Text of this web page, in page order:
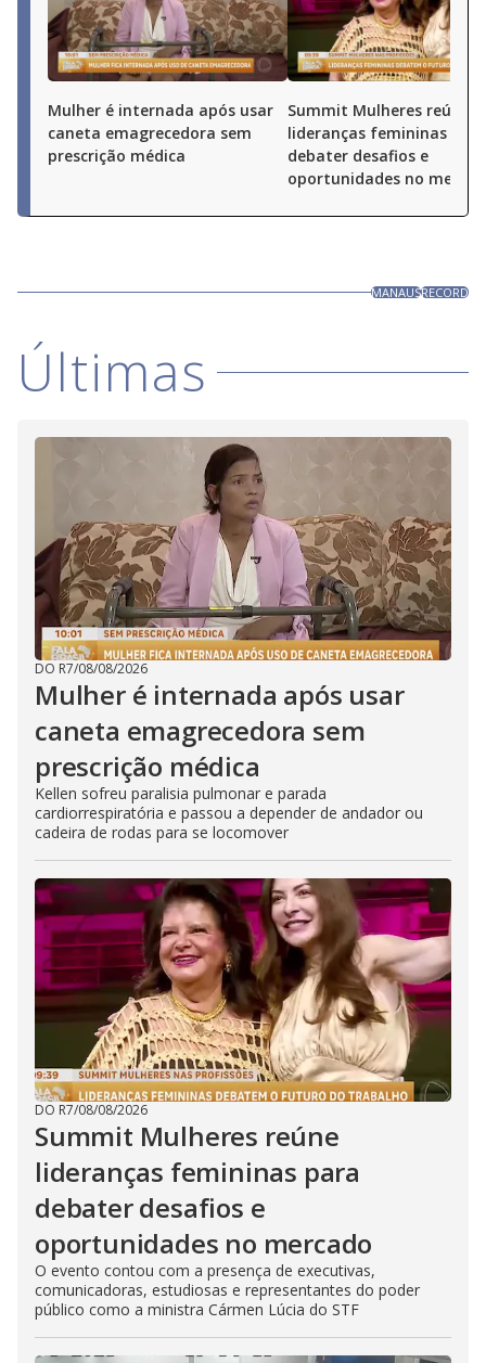
Mulher é internada após usar
caneta emagrecedora sem
prescrição médica
Summit Mulheres reúne
lideranças femininas para
debater desafios e
oportunidades no
MANAUSRECORD
Últimas
DO R7/08/08/2026
Mulher é internada após usar
caneta emagrecedora sem
prescrição médica
Kellen sofreu paralisia pulmonar e parada
cardiorrespiratória e passou a depender de andador ou
cadeira de rodas para se locomover
DO R7/08/08/2026
Summit Mulheres reúne
lideranças femininas para
debater desafios e
oportunidades no mercado
O evento contou com a presença de executivas,
comunicadoras, estudiosas e representantes do poder
público como a ministra Cármen Lúcia do STF